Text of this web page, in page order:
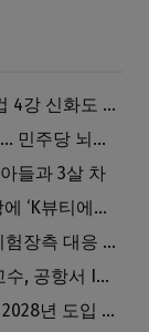
외국인 심판 성접대 7경기 … 2002 월드컵 4강 신화도 흔들
트럼프 회사에 200만 달러 준 한국 기업 … 민주당 뇌물의혹 조사
들과 3살 차
올리브영, 美 세포라 뚫었다…580개 매장에 ‘K뷰티에딧’ 론칭
변호사 시험 보던 한인 여성 심정지 … ‘시험장측 대응 부적절’ 소송
“합법 취업허가 있는데” … 메릴랜드대 교수, 공항서 ICE에 체포, 구금 중
동포청, 재외국민 우편·전자투표 추진 … 2028년 도입 목표